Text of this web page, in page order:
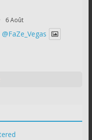
6 Août
@FaZe_Vegas